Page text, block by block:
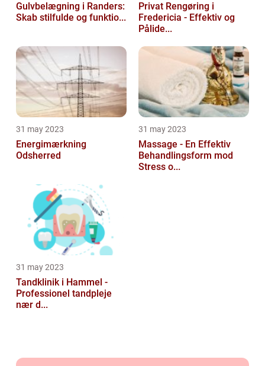
Gulvbelægning i Randers:
Skab stilfulde og funktio...
Privat Rengøring i
Fredericia - Effektiv og
Pålide...
31 may 2023
Energimærkning
Odsherred
31 may 2023
Massage - En Effektiv
Behandlingsform mod
Stress o...
31 may 2023
Tandklinik i Hammel -
Professionel tandpleje
nær d...